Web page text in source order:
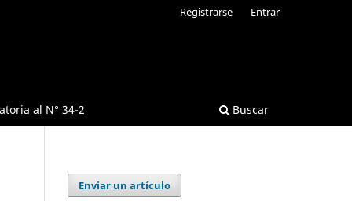
al N° 34-2 Buscar
Registrarse Entrar
Enviar un artículo